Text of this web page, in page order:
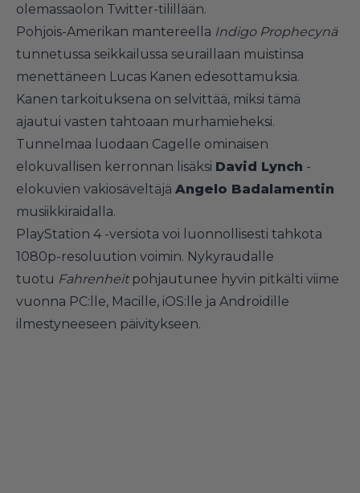
olemassaolon Twitter-tilillään.
Pohjois-Amerikan mantereella Indigo Prophecynä
tunnetussa seikkailussa seuraillaan muistinsa
menettäneen Lucas Kanen edesottamuksia.
Kanen tarkoituksena on selvittää, miksi tämä
ajautui vasten tahtoaan murhamieheksi.
Tunnelmaa luodaan Cagelle ominaisen
elokuvallisen kerronnan lisäksi David Lynch -
elokuvien vakiosäveltäjä Angelo Badalamentin
musiikkiraidalla.
PlayStation 4 -versiota voi luonnollisesti tahkota
1080p-resoluution voimin. Nykyraudalle
tuotu Fahrenheit pohjautunee hyvin pitkälti viime
vuonna PC:lle, Macille, iOS:lle ja Androidille
ilmestyneeseen päivitykseen.